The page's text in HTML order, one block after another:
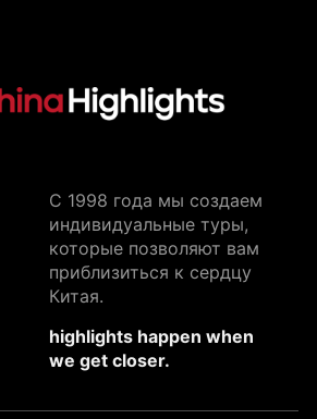
C 1998 года мы создаем
индивидуальные туры,
которые позволяют вам
приблизиться к сердцу
Китая.
highlights happen when
we get closer.